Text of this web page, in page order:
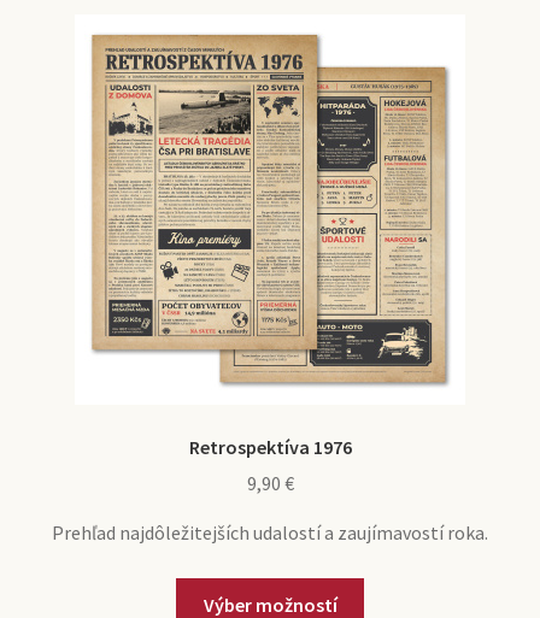
Retrospektíva 1976
9,90 €
Prehľad najdôležitejších udalostí a zaujímavostí roka.
Výber možností